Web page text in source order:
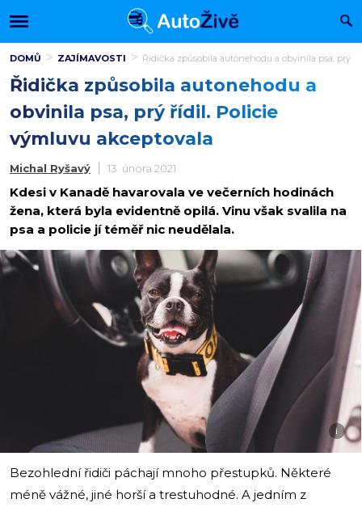
DOMŮ ZAJÍMAVOSTI Řidička způsobila autonehodu a obvinila psa, prý
Řidička způsobila autonehodu a
obvinila psa, prý řídil. Policie
výmluvu akceptovala
Michal Ryšavý 13. února 2021
Kdesi v Kanadě havarovala ve večerních hodinách
žena, která byla evidentně opilá. Vinu však svalila na
psa a policie jí téměř nic neudělala.
i
Bezohlední řidiči páchají mnoho přestupků. Některé
méně vážné, jiné horší a trestuhodné. A jedním z